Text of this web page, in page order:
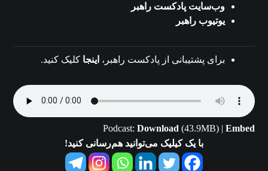
وب‌سایت پادکست راهبر
یوتیوب راهبر
برای پشتیبانی از پادکست راهبر، اینجا کلیک کنید.
Podcast: Download (43.9MB) | Embed
با یک کیلیک می‌توانید هم‌رسانی کنید!